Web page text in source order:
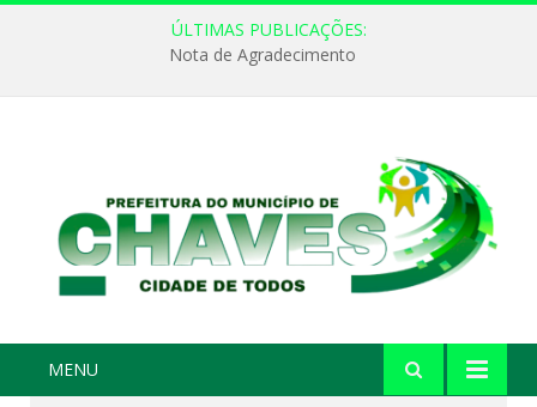
ÚLTIMAS PUBLICAÇÕES:
Nota de Agradecimento
MENU